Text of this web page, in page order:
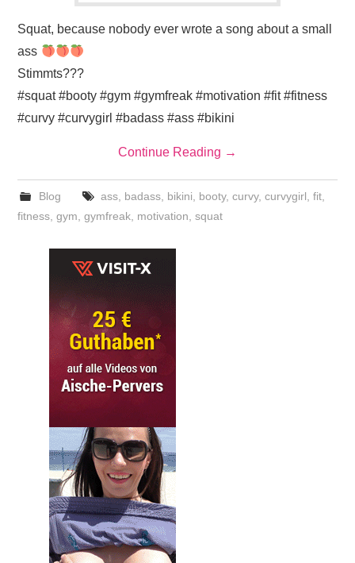
Squat, because nobody ever wrote a song about a small
ass
Stimmts???
#squat #booty #gym #gymfreak #motivation #fit #fitness
#curvy #curvygirl #badass #ass #bikini
Continue Reading →
Blog ass, badass, bikini booty, curvy, curvygirl fit,
fitness ,gym ,gymfreak motivation ,squat